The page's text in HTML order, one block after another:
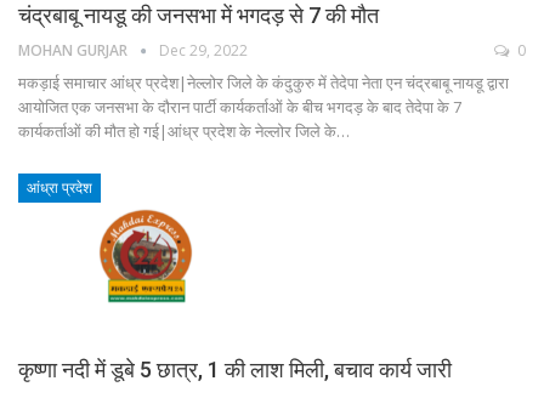
चंद्रबाबू नायडू की जनसभा में भगदड़ से 7 की मौत
MOHAN GURJAR Dec 29, 2022 0
मकड़ाई समाचार आंध्र प्रदेश|नेल्लोर जिले के कंदुकुरु में तेदेपा नेता एन चंद्रबाबू नायडू द्वारा
आयोजित एक जनसभा के दौरान पार्टी कार्यकर्ताओं के बीच भगदड़ के बाद तेदेपा के 7
कार्यकर्ताओं की मौत हो गई|आंध्र प्रदेश के नेल्लोर जिले के…
आंध्रा प्रदेश
कृष्णा नदी में डूबे 5 छात्र, 1 की लाश मिली, बचाव कार्य जारी